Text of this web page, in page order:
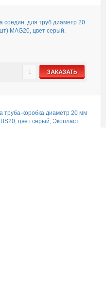
соедин. для труб диаметр 20
MAG20, цвет серый,
ЗАКАЗАТЬ
труба-коробка диаметр 20 мм
цвет серый, Экопласт